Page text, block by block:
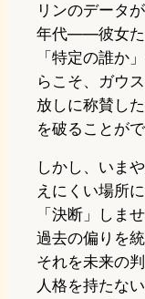
リンのデータ
年代——彼女た
「特定の誰か
らこそ、ガウ
放しに称賛し
を破ることがで
しかし、いま
えにくい場所
「決断」しま
過去の偏りを
それを未来の
人格を持たな